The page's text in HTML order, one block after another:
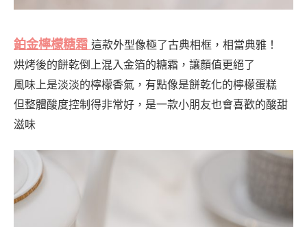
鉑金檸檬糖霜 這款外型像極了古典相框，相當典雅！
烘烤後的餅乾倒上混入金箔的糖霜，讓顏值更絕了
風味上是淡淡的檸檬香氣，有點像是餅乾化的檸檬蛋糕
但整體酸度控制得非常好，是一款小朋友也會喜歡的酸甜
滋味